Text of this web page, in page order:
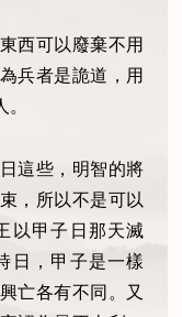
西可以廢棄不用
兵者是詭道，用
這些，明智的將
，所以不是可以
以甲子日那天滅
日，甲子是一樣
亡各有不同。又